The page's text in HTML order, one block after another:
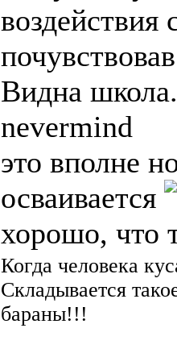
Видна школа.
nevermind
это вполне
осваивается
хорошо, что
Когда человека
Складывается
бараны!!!